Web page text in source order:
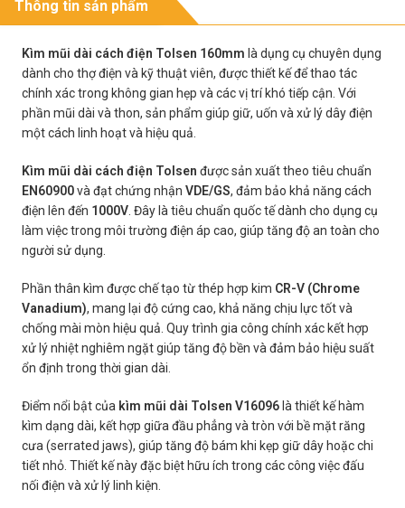
Thông tin sản phẩm
Kìm mũi dài cách điện Tolsen 160mm là dụng cụ chuyên dụng
dành cho thợ điện và kỹ thuật viên, được thiết kế để thao tác
chính xác trong không gian hẹp và các vị trí khó tiếp cận. Với
phần mũi dài và thon, sản phẩm giúp giữ, uốn và xử lý dây điện
một cách linh hoạt và hiệu quả.
Kìm mũi dài cách điện Tolsen được sản xuất theo tiêu chuẩn
EN60900và đạt chứng nhận VDE/GS, đảm bảo khả năng cách
điện lên đến 1000V . Đây là tiêu chuẩn quốc tế dành cho dụng cụ
làm việc trong môi trường điện áp cao, giúp tăng độ an toàn cho
người sử dụng.
Phần thân kìm được chế tạo từ thép hợp kim CR-V (Chrome
Vanadium), mang lại độ cứng cao, khả năng chịu lực tốt và
chống mài mòn hiệu quả. Quy trình gia công chính xác kết hợp
xử lý nhiệt nghiêm ngặt giúp tăng độ bền và đảm bảo hiệu suất
ổn định trong thời gian dài.
Điểm nổi bật của kìm mũi dài Tolsen V16096 là thiết kế hàm
kìm dạng dài, kết hợp giữa đầu phẳng và tròn với bề mặt răng
cưa (serrated jaws), giúp tăng độ bám khi kẹp giữ dây hoặc chi
tiết nhỏ. Thiết kế này đặc biệt hữu ích trong các công việc đấu
nối điện và xử lý linh kiện.